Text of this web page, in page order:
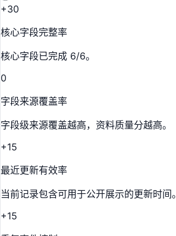
+30
核心字段完整率
核心字段已完成 6/6。
0
字段来源覆盖率
字段级来源覆盖越高，资料质量分越高。
+15
最近更新有效率
当前记录包含可用于公开展示的更新时间。
+15